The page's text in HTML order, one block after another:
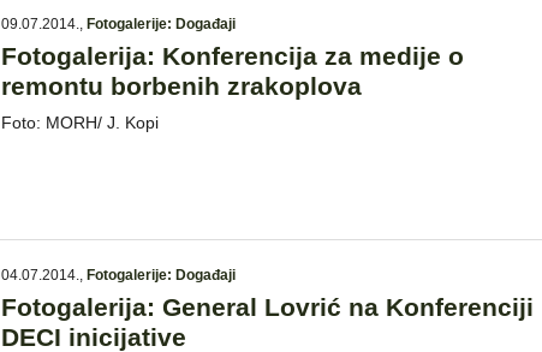
09.07.2014., Fotogalerije: Događaji
Fotogalerija: Konferencija za medije o
remontu borbenih zrakoplova
Foto: MORH/ J. Kopi
04.07.2014., Fotogalerije: Događaji
Fotogalerija: General Lovrić na Konferenciji
DECI inicijative